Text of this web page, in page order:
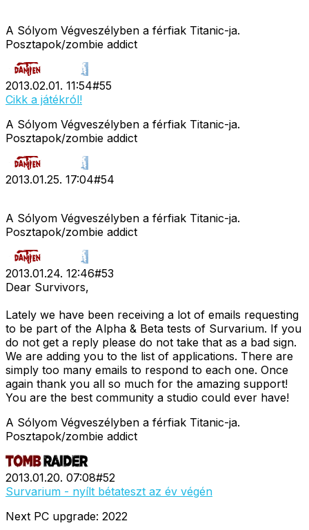
A Sólyom Végveszélyben a férfiak Titanic-ja.
Posztapok/zombie addict
2013.02.01. 11:54#55
Cikk a játékról!
A Sólyom Végveszélyben a férfiak Titanic-ja.
Posztapok/zombie addict
2013.01.25. 17:04#54
A Sólyom Végveszélyben a férfiak Titanic-ja.
Posztapok/zombie addict
2013.01.24. 12:46#53
Dear Survivors,
Lately we have been receiving a lot of emails requesting
to be part of the Alpha & Beta tests of Survarium. If you
do not get a reply please do not take that as a bad sign.
We are adding you to the list of applications. There are
simply too many emails to respond to each one. Once
again thank you all so much for the amazing support!
You are the best community a studio could ever have!
A Sólyom Végveszélyben a férfiak Titanic-ja.
Posztapok/zombie addict
2013.01.20. 07:08#52
Survarium - nyílt bétateszt az év végén
Next PC upgrade: 2022